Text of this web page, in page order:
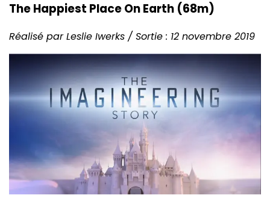
The Happiest Place On Earth (68m)
Réalisé par Leslie Iwerks / Sortie : 12 novembre 2019